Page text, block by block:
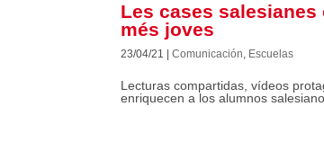
Les cases
més joves
23/04/21 |Comunicación, Escuelas
Lecturas compartidas, vídeos
enriquecen a los alumnos